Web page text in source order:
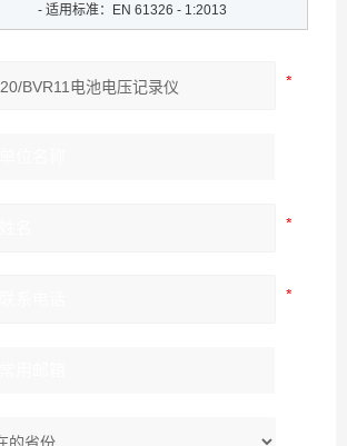
- 适用标准：EN 61326 - 1:2013